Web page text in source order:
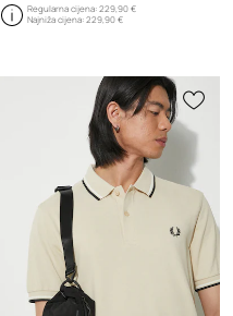
Regularna cijena:229,90 €
Najniža cijena:229,90 €